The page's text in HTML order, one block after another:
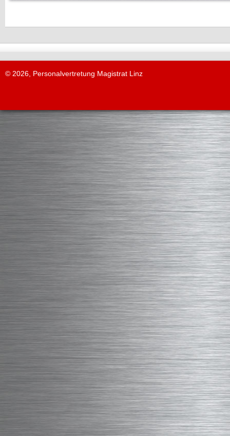
© 2026, Personalvertretung Magistrat Linz